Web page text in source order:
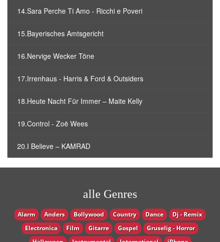
14.Sara Perche Ti Amo - Ricchi e Poveri
15.Bayerisches Amtsgericht
16.Nervige Wecker Töne
17.Irrenhaus - Harris & Ford & Outsiders
18.Heute Nacht Für Immer – Maite Kelly
19.Control - Zoë Wees
20.I Believe – KAMRAD
alle Genres
Alarm Anders Bollywood Country Dance
Dj - Remix
Electronica
Film Gitarre Gospel
Gruselig - Horror